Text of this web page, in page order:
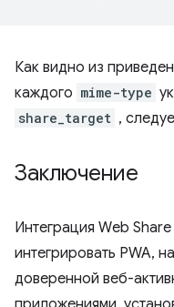
Как видно из
каждого mime-type
share_target ,
Заключение
Интеграция Web
интегрировать PWA,
доверенной веб-